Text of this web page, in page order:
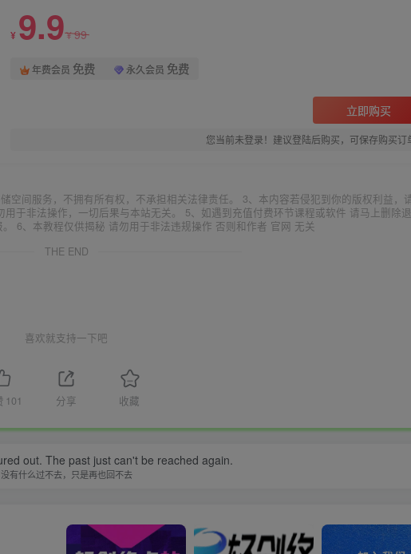
¥ 9.9¥99
年费会员 免费 永久会员 免费
立即购买
您当前未登录！建议登陆后购买，可保存购买订
空间服务，不拥有所有权，不承担相关法律责任。 3、本内容若侵犯到你的版权利益，
于非法操作，一切后果与本站无关。 5、如遇到充值付费环节课程或软件 请马上删除
6、本教程仅供揭秘 请勿用于非法违规操作 否则和作者 官网 无关
THE END
喜欢就支持一下吧
101 分享 收藏
out. The past just can't be reached again.
没有什么过不去，只是再也回不去